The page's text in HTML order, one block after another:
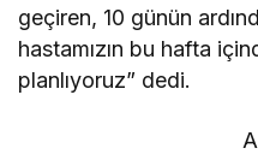
geçiren, 10 günün
hastamızın bu hafta
planlıyoruz” dedi.